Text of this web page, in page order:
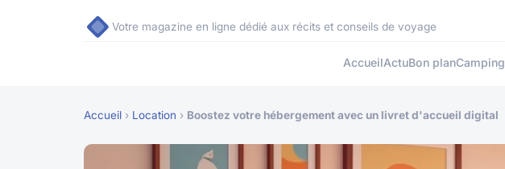
Votre magazine en ligne dédié aux récits et conseils de voyage
AccueilActuBon planCamping
Accueil › Location › Boostez votre hébergement avec un livret d'accueil digital